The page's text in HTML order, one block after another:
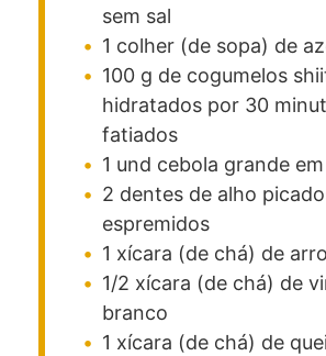
sem sal
1 colher (de sopa) de
100 g de cogumelos
hidratados por 30
fatiados
1 und cebola grande
2 dentes de alho
espremidos
1 xícara (de chá) de
1/2 xícara (de chá) de
branco
1 xícara (de chá) de